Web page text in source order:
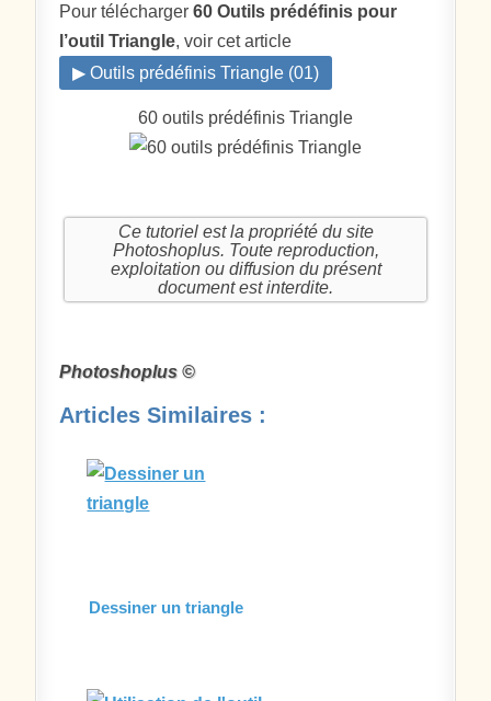
Pour télécharger60 Outils prédéfinis pour
l’outil Triangle, voir cet article
▶ Outils prédéfinis Triangle (01)
60 outils prédéfinis Triangle
Ce tutoriel est la propriété du site
Photoshoplus. Toute reproduction,
exploitation ou diffusion du présent
document est interdite.
Photoshoplus ©
Articles Similaires :
Dessiner un triangle